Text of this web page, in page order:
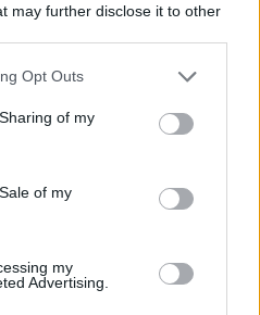
may further disclose it to other
app uses one or more Google
behaviour. You may click to
and its third-party tags to
purposes in below Google
Opt Outs
of my
of my
my
Advertising.
τους στην Πάρο